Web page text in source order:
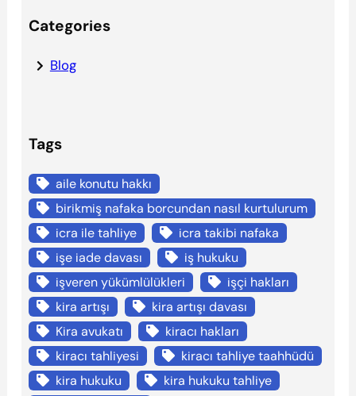
Categories
Blog
Tags
aile konutu hakkı
birikmiş nafaka borcundan nasıl kurtulurum
icra ile tahliye
icra takibi nafaka
işe iade davası
iş hukuku
işveren yükümlülükleri
işçi hakları
kira artışı
kira artışı davası
Kira avukatı
kiracı hakları
kiracı tahliyesi
kiracı tahliye taahhüdü
kira hukuku
kira hukuku tahliye